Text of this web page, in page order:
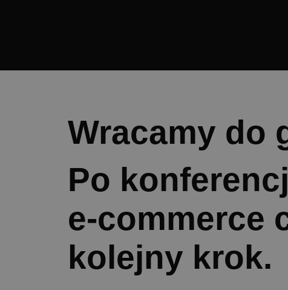
Wracamy do
Po
e-commerce
kolejny krok.